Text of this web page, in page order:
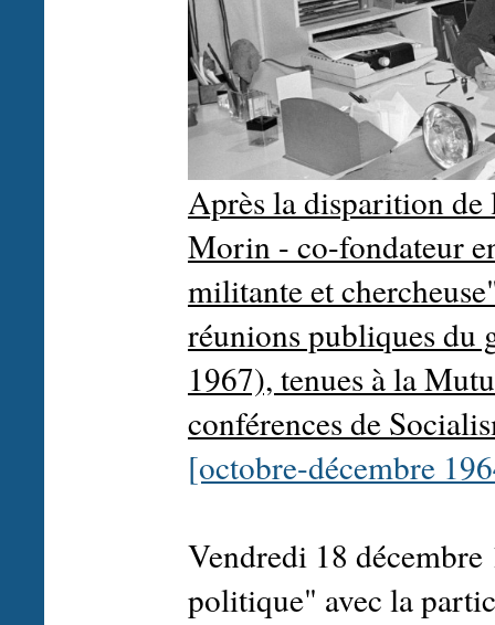
Après la disparition
Morin - co-fondateur
militante et
réunions publiques du
1967), tenues à la
conférences de
[octobre-décembre
Vendredi 18
politique" avec la